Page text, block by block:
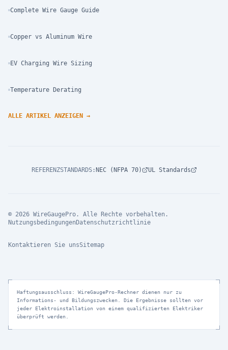
Complete Wire Gauge Guide
Copper vs Aluminum Wire
EV Charging Wire Sizing
Temperature Derating
ALLE ARTIKEL ANZEIGEN →
REFERENZSTANDARDS: NEC (NFPA 70) UL Standards
© 2026 WireGaugePro. Alle Rechte vorbehalten.
Nutzungsbedingungen Datenschutzrichtlinie
Kontaktieren Sie unsSitemap
Haftungsausschluss: WireGaugePro-Rechner dienen nur zu
Informations- und Bildungszwecken. Die Ergebnisse sollten vor
jeder Elektroinstallation von einem qualifizierten Elektriker
überprüft werden.